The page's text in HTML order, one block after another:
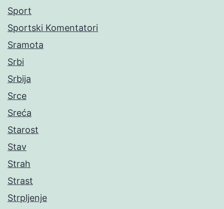
Sport
Sportski Komentatori
Sramota
Srbi
Srbija
Srce
Sreća
Starost
Stav
Strah
Strast
Strpljenje